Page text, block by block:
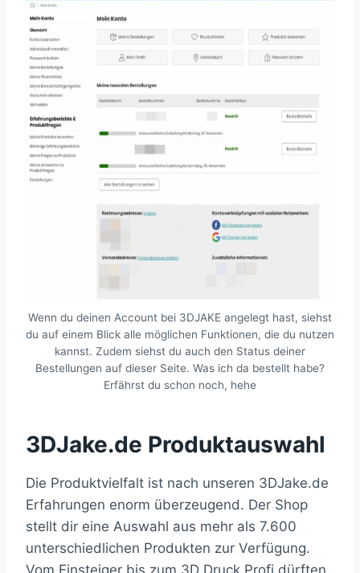
Wenn du deinen Account bei 3DJAKE angelegt hast, siehst
du auf einem Blick alle möglichen Funktionen, die du nutzen
kannst. Zudem siehst du auch den Status deiner
Bestellungen auf dieser Seite. Was ich da bestellt habe?
Erfährst du schon noch, hehe
3DJake.de Produktauswahl
Die Produktvielfalt ist nach unseren 3DJake.de
Erfahrungen enorm überzeugend. Der Shop
stellt dir eine Auswahl aus mehr als 7.600
unterschiedlichen Produkten zur Verfügung.